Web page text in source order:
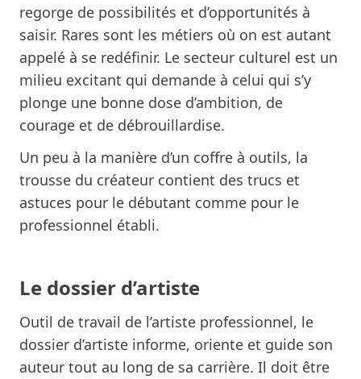
regorge de possibilités et d’opportunités à
saisir. Rares sont les métiers où on est autant
appelé à se redéfinir. Le secteur culturel est un
milieu excitant qui demande à celui qui s’y
plonge une bonne dose d’ambition, de
courage et de débrouillardise.
Un peu à la manière d’un coffre à outils, la
trousse du créateur contient des trucs et
astuces pour le débutant comme pour le
professionnel établi.
Le dossier d’artiste
Outil de travail de l’artiste professionnel, le
dossier d’artiste informe, oriente et guide son
auteur tout au long de sa carrière. Il doit être